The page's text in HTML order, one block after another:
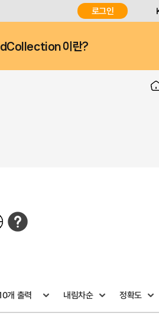
로그인
dCollection 이란?